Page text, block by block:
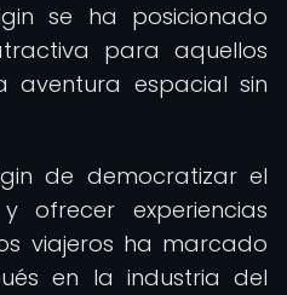
se ha posicionado
para aquellos
aventura espacial sin
de democratizar el
ofrecer experiencias
viajeros ha marcado
en la industria del